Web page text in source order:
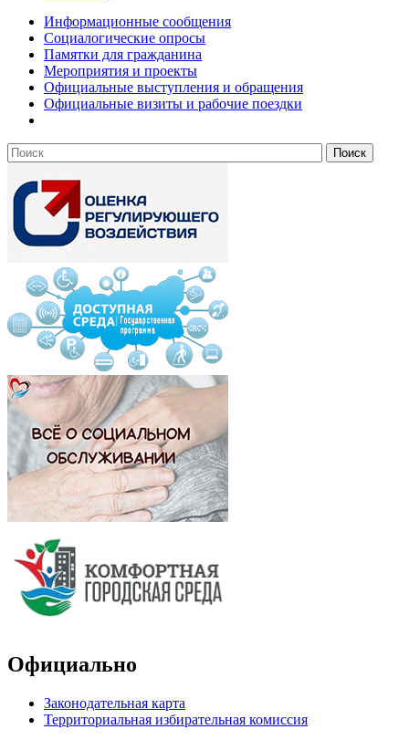
Информационные сообщения
Социалогические опросы
Памятки для гражданина
Мероприятия и проекты
Официальные выступления и обращения
Официальные визиты и рабочие поездки
Официально
Законодательная карта
Территориальная избирательная комиссия